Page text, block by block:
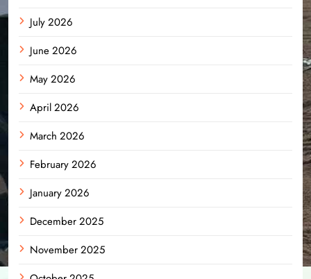
July 2026
June 2026
May 2026
April 2026
March 2026
February 2026
January 2026
December 2025
November 2025